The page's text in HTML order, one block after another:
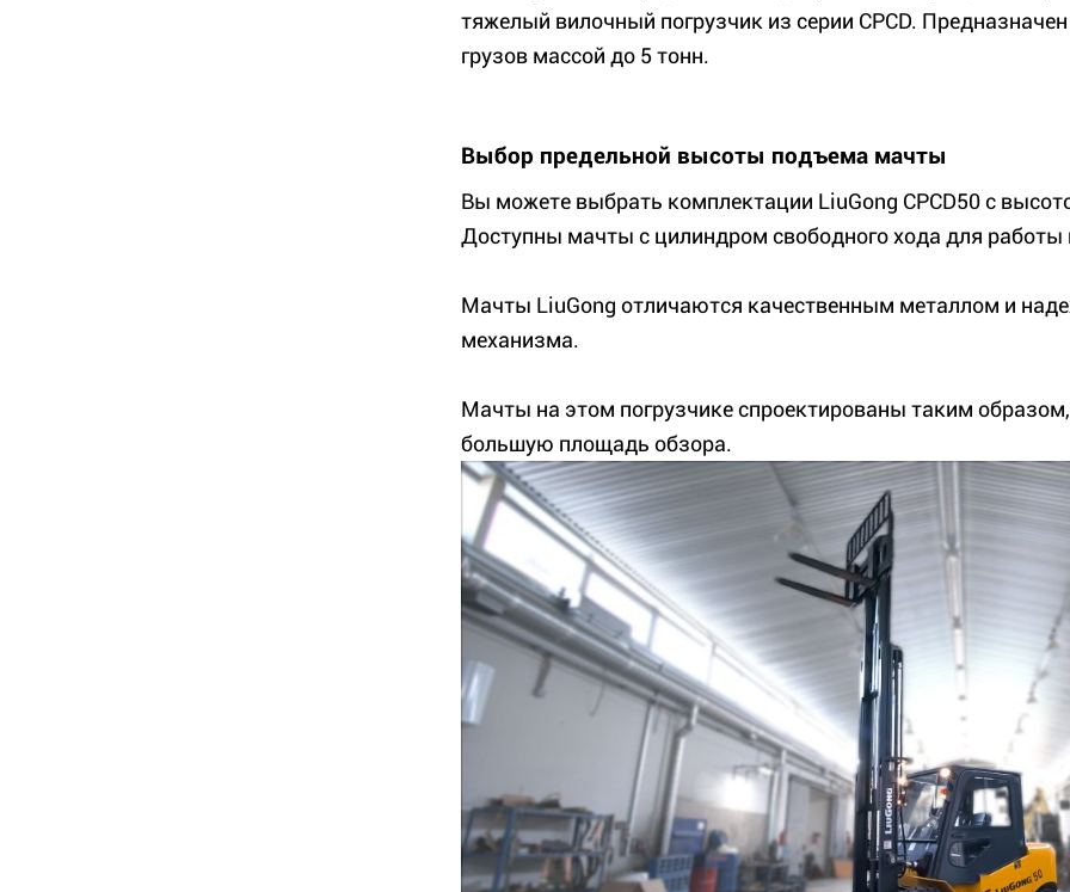
тяжелый вилочный погрузчик из серии CPCD.
грузов массой до 5 тонн.
Выбор предельной высоты подъема мачты
Вы можете выбрать комплектации LiuGong CPCD50 с
Доступны мачты с цилиндром свободного хода для
Мачты LiuGong отличаются качественным металлом и
механизма.
Мачты на этом погрузчике спроектированы таким
большую площадь обзора.